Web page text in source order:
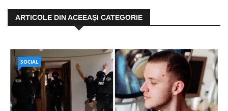
ARTICOLE DIN ACEEAŞI CATEGORIE
SOCIAL